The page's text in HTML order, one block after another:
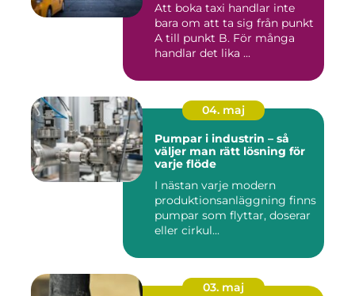
Att boka taxi handlar inte
bara om att ta sig från punkt
A till punkt B. För många
handlar det lika ...
04. maj
Pumpar i industrin – så
väljer man rätt lösning för
varje flöde
I nästan varje modern
produktionsanläggning finns
pumpar som flyttar, doserar
eller cirkul...
03. maj